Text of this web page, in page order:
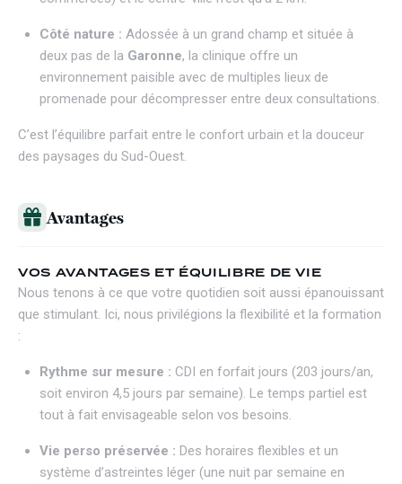
Côté nature : Adossée à un grand champ et située à
deux pas de la Garonne, la clinique offre un
environnement paisible avec de multiples lieux de
promenade pour décompresser entre deux consultations.
C’est l’équilibre parfait entre le confort urbain et la douceur
des paysages du Sud-Ouest.
Avantages
VOS AVANTAGES ET ÉQUILIBRE DE VIE
Nous tenons à ce que votre quotidien soit aussi épanouissant
que stimulant. Ici, nous privilégions la flexibilité et la formation
:
Rythme sur mesure : CDI en forfait jours (203 jours/an,
soit environ 4,5 jours par semaine). Le temps partiel est
tout à fait envisageable selon vos besoins.
Vie perso préservée : Des horaires flexibles et un
système d’astreintes léger (une nuit par semaine en